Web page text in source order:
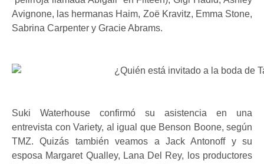
Avignone, las hermanas Haim, Zoë Kravitz, Emma Stone,
Sabrina Carpenter y Gracie Abrams.
Suki Waterhouse confirmó su asistencia en una
entrevista con Variety, al igual que Benson Boone, según
TMZ. Quizás también veamos a Jack Antonoff y su
esposa Margaret Qualley, Lana Del Rey, los productores